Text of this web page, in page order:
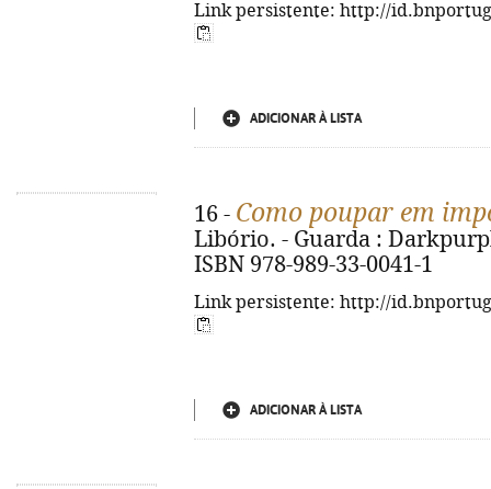
Link persistente: http://
ADICIONAR À LISTA
16 - Como poupar em
Libório. - Guarda :
ISBN 978-989-33-0041-1
Link persistente: http://
ADICIONAR À LISTA